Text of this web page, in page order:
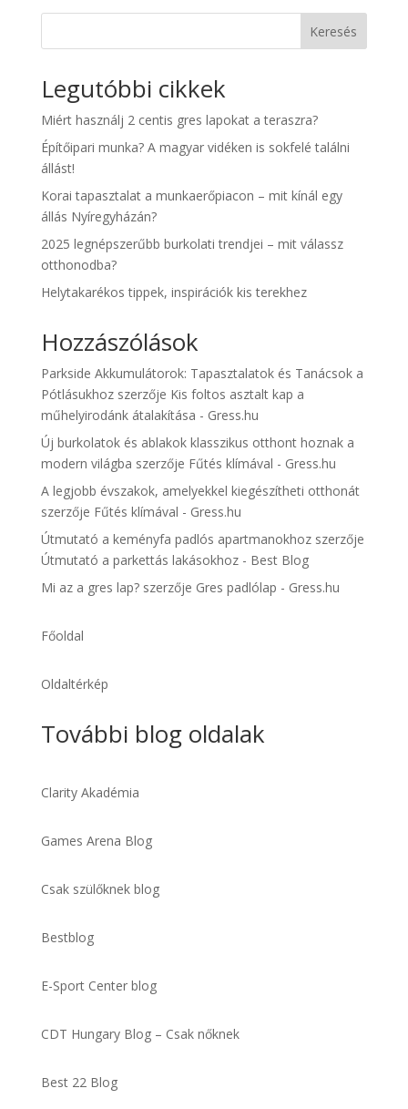
Keresés
Legutóbbi cikkek
Miért használj 2 centis gres lapokat a teraszra?
Építőipari munka? A magyar vidéken is sokfelé találni
állást!
Korai tapasztalat a munkaerőpiacon – mit kínál egy
állás Nyíregyházán?
2025 legnépszerűbb burkolati trendjei – mit válassz
otthonodba?
Helytakarékos tippek, inspirációk kis terekhez
Hozzászólások
Parkside Akkumulátorok: Tapasztalatok és Tanácsok a
Pótlásukhozszerzője Kis foltos asztalt kap a
műhelyirodánk átalakítása - Gress.hu
Új burkolatok és ablakok klasszikus otthont hoznak a
modern világba szerzője Fűtés klímával - Gress.hu
A legjobb évszakok, amelyekkel kiegészítheti otthonát
szerzője Fűtés klímával - Gress.hu
Útmutató a keményfa padlós apartmanokhozszerzője
Útmutató a parkettás lakásokhoz - Best Blog
Mi az a gres lap?szerzője Gres padlólap - Gress.hu
Főoldal
Oldaltérkép
További blog oldalak
Clarity Akadémia
Games Arena Blog
Csak szülőknek blog
Bestblog
E-Sport Center blog
CDT Hungary Blog – Csak nőknek
Best 22 Blog